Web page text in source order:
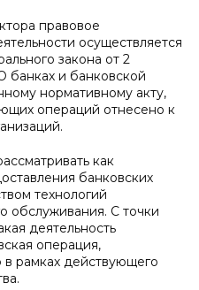
правовое
осуществляется
закона от 2
банках и банковской
нормативному акту,
операций отнесено к
как
банковских
технологий
обслуживания. С точки
деятельность
операция,
рамках действующего